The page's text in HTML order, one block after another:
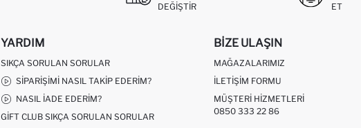
DEĞIŞTIR
ET
YARDIM
SIKÇA SORULAN SORULAR
SIPARIŞIMI NASIL TAKIP EDERIM?
NASIL İADE EDERIM?
GIFT CLUB SIKÇA SORULAN SORULAR
BIZE ULAŞIN
MAĞAZALARIMIZ
İLETIŞIM FORMU
MÜŞTERI HIZMETLERI
0850 333 22 86